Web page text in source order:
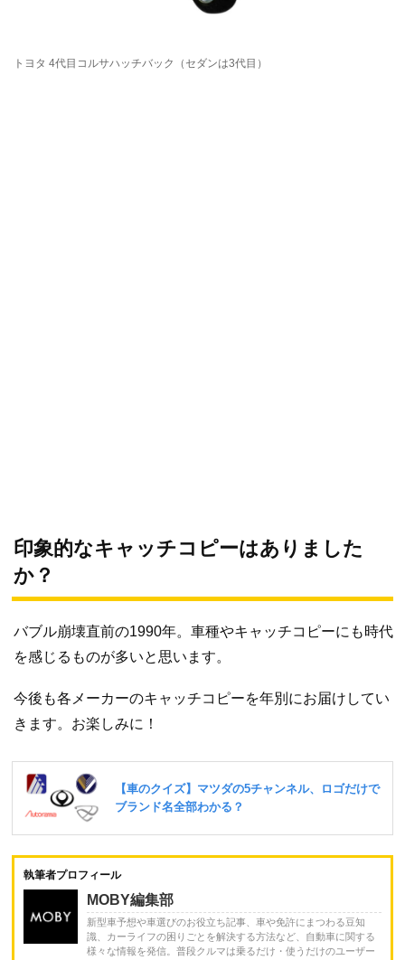
トヨタ 4代目コルサハッチバック（セダンは3代目）
印象的なキャッチコピーはありました
か？
バブル崩壊直前の1990年。車種やキャッチコピーにも時代
を感じるものが多いと思います。
今後も各メーカーのキャッチコピーを年別にお届けしてい
きます。お楽しみに！
執筆者プロフィール
MOBY編集部
新型車予想や車選びのお役立ち記事、車や免許にまつわる豆知
識、カーライフの困りごとを解決する方法など、自動車に関する
様々な情報を発信。普段クルマは乗るだけ・使うだけのユーザー